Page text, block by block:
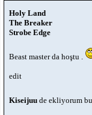
Holy Land
The Breaker
Strobe Edge
Beast master da hoştu .
edit
Kiseijuu de ekliyorum